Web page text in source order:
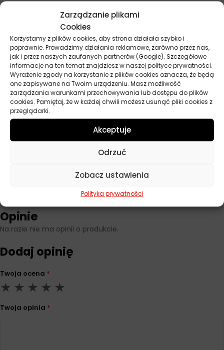
Zarządzanie plikami
Cookies
Korzystamy z plików cookies, aby strona działała szybko i
poprawnie. Prowadzimy działania reklamowe, zarówno przez nas,
jak i przez naszych zaufanych partnerów (Google). Szczegółowe
informacje na ten temat znajdziesz w naszej polityce prywatności.
Wyrażenie zgody na korzystanie z plików cookies oznacza, że będą
one zapisywane na Twoim urządzeniu. Masz możliwość
zarządzania warunkami przechowywania lub dostępu do plików
cookies. Pamiętaj, że w każdej chwili możesz usunąć pliki cookies z
przeglądarki.
Akceptuje
Odrzuć
Zobacz ustawienia
Polityka prywatności
API CG-4, GL-4
ACEA E2
Norma
Allison C4, Caterpillar TO-2, Ford ESN
M2C159-B, John Deere JDM J27, MAN
Ferguson M1144, Massey-Ferguson
M1145, MB 227.1, MB 228.1, MB 228.3, MIL.L
2104 D, ZF TE-ML 06B, ZF TE-ML 06C, ZF
TE-ML 07B
5 l
Opinie
Na razie nie ma opinii o produkcie.
Dodaj opinię
Twoja ocena *
Twoja opinia *